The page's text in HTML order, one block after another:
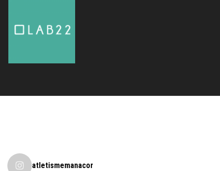
atletismemanacor